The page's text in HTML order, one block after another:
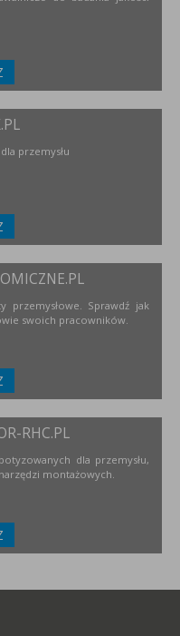
przemysłu
przemysłowe. Sprawdź jak
swoich pracowników.
RHC.PL
dla przemysłu,
montażowych.